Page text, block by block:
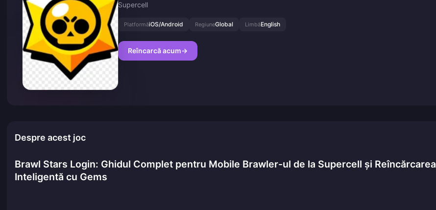
Supercell
PlatformăiOS/Android RegiuneGlobal LimbăEnglish
Reîncarcă acum→
Despre acest joc
Brawl Stars Login: Ghidul Complet pentru Mobile Brawler-ul de la Supercell și Reîncărcarea
Inteligentă cu Gems